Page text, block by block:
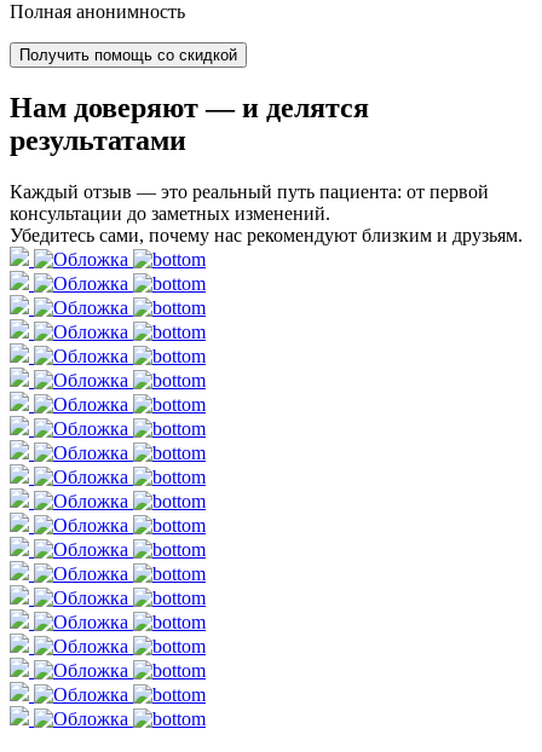
Полная анонимность
Получить помощь со скидкой
Нам доверяют— и делятся
результатами
Каждый отзыв — это реальный путь пациента: от первой
консультации до заметных изменений.
Убедитесь сами, почему нас рекомендуют близким и друзьям.